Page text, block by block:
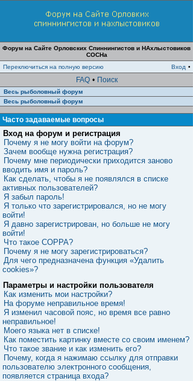
Форум на Сайте Орловских Спиннингистов и НАхлыстовиков
СОСНа
Переключиться на полную версию
Вход •
FAQ • Поиск
Весь рыболовный форум
Весь рыболовный форум
Часто задаваемые вопросы
Вход на форум и регистрация
Почему я не могу войти на форум?
Зачем вообще нужна регистрация?
Почему мне периодически приходится заново
вводить имя и пароль?
Как сделать, чтобы я не появлялся в списке
активных пользователей?
Я забыл пароль!
Я только что зарегистрировался, но не могу
войти!
Я давно зарегистрирован, но больше не могу
войти!
Что такое COPPA?
Почему я не могу зарегистрироваться?
Для чего предназначена функция «Удалить
cookies»?
Параметры и настройки пользователя
Как изменить мои настройки?
На форуме неправильное время!
Я изменил часовой пояс, но время все равно
неправильное!
Моего языка нет в списке!
Как поместить картинку вместе со своим именем?
Что такое звание и как изменить его?
Почему, когда я нажимаю ссылку для отправки
пользователю электронного сообщения,
появляется страница входа?